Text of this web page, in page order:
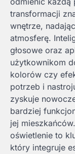
transformacji
wnętrze,
atmosferę.
głosowe oraz
użytkownikom
kolorów czy
potrzeb i
zyskuje
bardziej
jej
oświetlenie to
który integruje